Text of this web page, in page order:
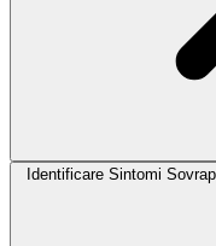
Identificare Sintomi